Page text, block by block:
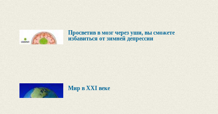
Просветив в мозг через уши, вы сможете
избавиться от зимней депрессии
Мир в XXI веке